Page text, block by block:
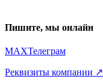
Пишите, мы онлайн
MAXТелеграм
Реквизиты компании ↗